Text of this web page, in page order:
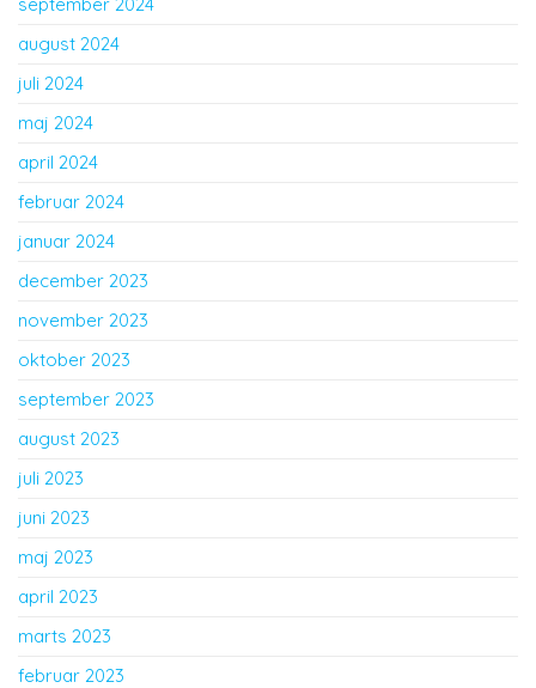
august 2024
juli 2024
maj 2024
april 2024
februar 2024
januar 2024
december 2023
november 2023
oktober 2023
september 2023
august 2023
juli 2023
juni 2023
maj 2023
april 2023
marts 2023
februar 2023